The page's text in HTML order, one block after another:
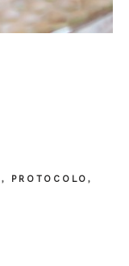
, PROTOCOLO ,